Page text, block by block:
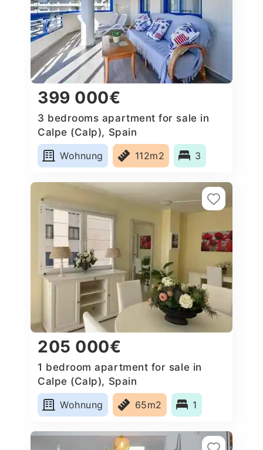
399 000€
3 bedrooms apartment for sale in
Calpe (Calp), Spain
Wohnung
112m2 3
205 000€
1 bedroom apartment for sale in
Calpe (Calp), Spain
Wohnung
65m2 1